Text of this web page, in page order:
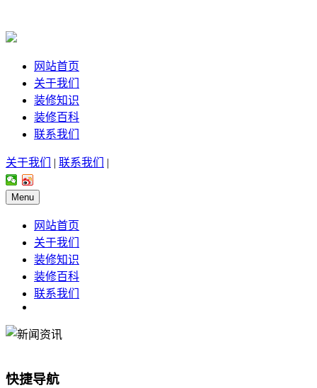
网站首页
关于我们
装修知识
装修百科
联系我们
关于我们 | 联系我们 |
Menu
网站首页
关于我们
装修知识
装修百科
联系我们
快捷导航